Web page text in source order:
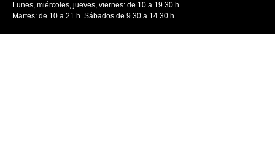
Lunes, miércoles, jueves, viernes: de 10 a 19.30 h.
Martes: de 10 a 21 h. Sábados de 9.30 a 14.30 h.